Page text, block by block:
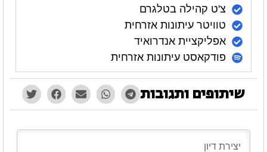
צ'ט קהילה בטלגרם
טוויטר עיתונות אזרחית
אפליקציית אנדרואיד
פודקאסט עיתונות אזרחית
שיתופים ותגובות